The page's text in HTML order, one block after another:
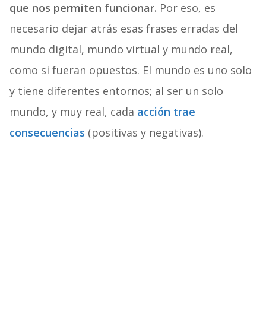
que nos permiten funcionar. Por eso, es
necesario dejar atrás esas frases erradas del
mundo digital, mundo virtual y mundo real,
como si fueran opuestos. El mundo es uno solo
y tiene diferentes entornos; al ser un solo
mundo, y muy real, cada acción trae
consecuencias (positivas y negativas).